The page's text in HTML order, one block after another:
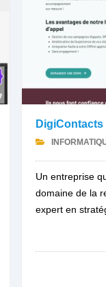
DigiContacts
Un entreprise
domaine de la
expert en